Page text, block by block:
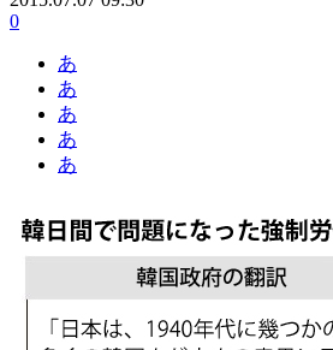
0
あ
あ
あ
あ
あ